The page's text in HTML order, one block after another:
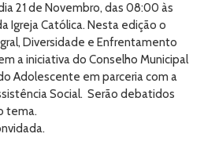
21 de Novembro, das 08:00 às
Igreja Católica. Nesta edição o
Diversidade e Enfrentamento
a iniciativa do Conselho Municipal
Adolescente em parceria com a
Social. Serão debatidos
tema.